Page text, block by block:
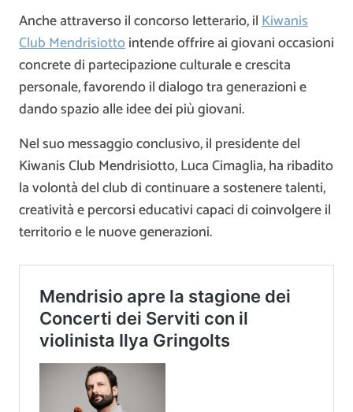
Anche attraverso il concorso letterario, ilKiwanis
Club Mendrisiottointende offrire ai giovani occasioni
concrete di partecipazione culturale e crescita
personale, favorendo il dialogo tra generazioni e
dando spazio alle idee dei più giovani.
Nel suo messaggio conclusivo, il presidente del
Kiwanis Club Mendrisiotto, Luca Cimaglia, ha ribadito
la volontà del club di continuare a sostenere talenti,
creatività e percorsi educativi capaci di coinvolgere il
territorio e le nuove generazioni.